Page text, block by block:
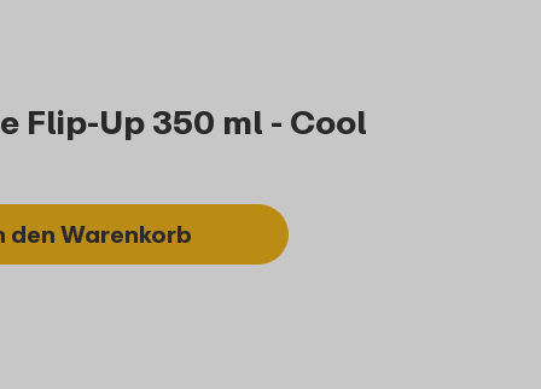
Flip-Up 350 ml - Cool
den Warenkorb